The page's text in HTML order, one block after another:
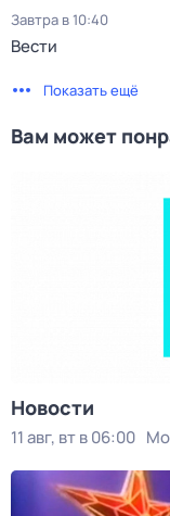
Завтра в 10:40
Вести
Показать ещё
Вам может
Новости
11 авг, вт в 06:00